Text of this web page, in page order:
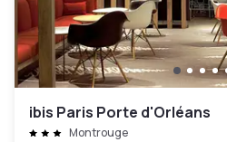
ibis Paris Porte d'Orléans
Montrouge